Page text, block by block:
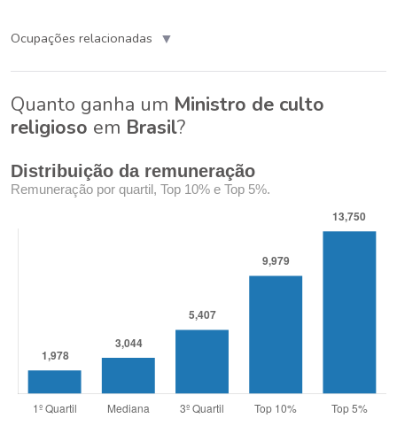
Ocupações relacionadas ▼
Quanto ganha um Ministro de culto
religioso em Brasil?
Distribuição da remuneração
Remuneração por quartil, Top 10% e Top 5%.